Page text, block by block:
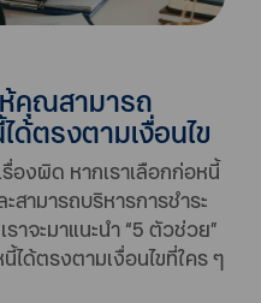
ห้คุณสามารถ
ด้ตรงตามเงื่อนไข
องผิด หากเราเลือกก่อหนี้
สามารถบริหารการชำระ
าจะมาแนะนำ “5 ตัวช่วย”
นี้ได้ตรงตามเงื่อนไขที่ใคร ๆ